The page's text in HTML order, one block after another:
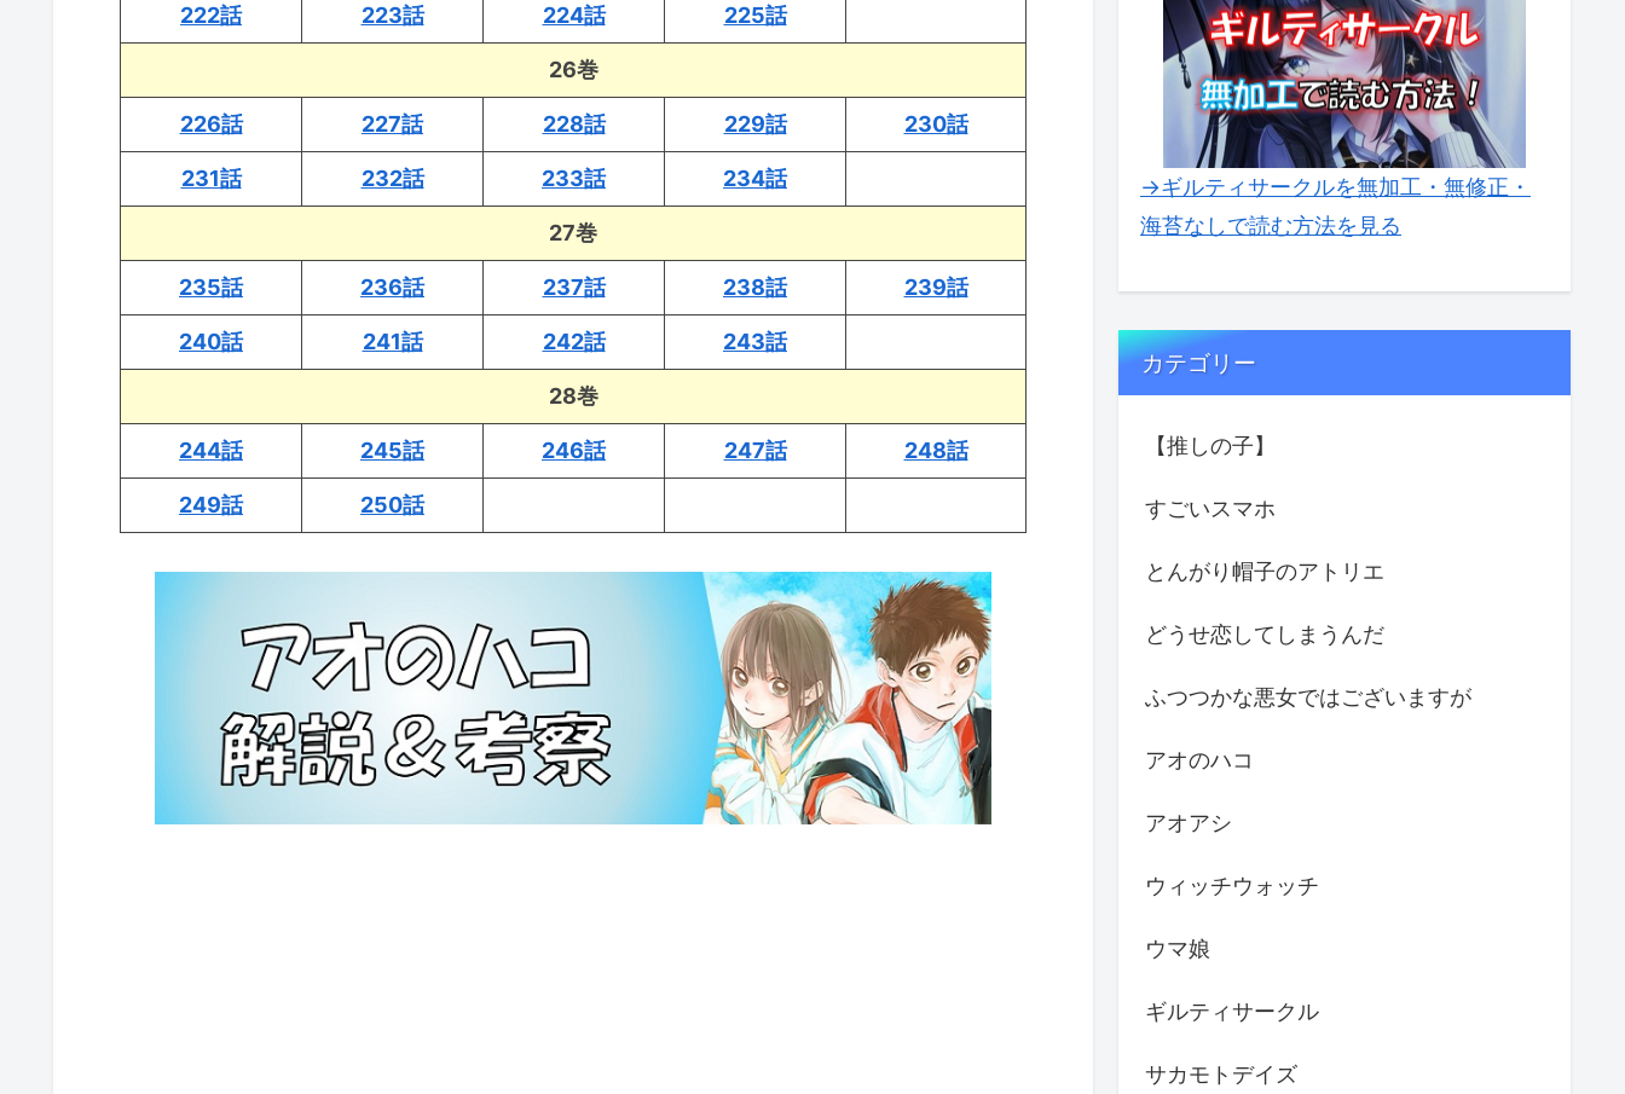
222話 223話 224話 225話
26巻
226話 227話 228話 229話 230話
231話 232話 233話 234話
27巻
235話 236話 237話 238話 239話
240話 241話 242話 243話
28巻
244話 245話 246話 247話 248話
249話 250話
→ギルティサークルを無加工・無修正・
海苔なしで読む方法を見る
カテゴリー
【推しの子】
すごいスマホ
とんがり帽子のアトリエ
どうせ恋してしまうんだ
ふつつかな悪女ではございますが
アオのハコ
アオアシ
ウィッチウォッチ
ウマ娘
ギルティサークル
サカモトデイズ